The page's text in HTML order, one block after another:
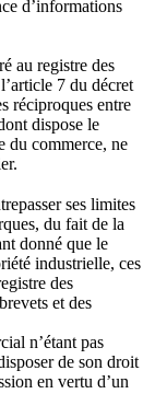
d’informations
au registre des
7 du décret
réciproques entre
dispose le
du commerce, ne
ses limites
du fait de la
donné que le
industrielle, ces
des
et des
n’étant pas
de son droit
en vertu d’un